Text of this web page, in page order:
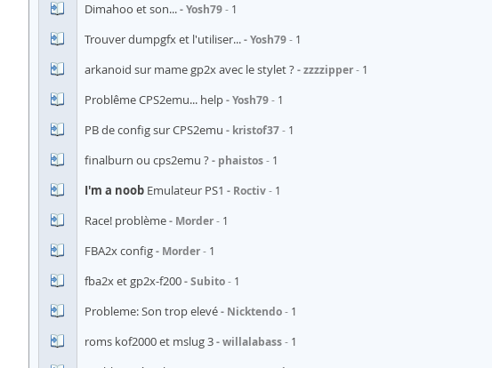
Dimahoo et son... Yosh79 1
Trouver dumpgfx et l'utiliser... Yosh79 1
arkanoid sur mame gp2x avec le stylet ? zzzzipper 1
Problême CPS2emu... help Yosh79 1
PB de config sur CPS2emu kristof37 1
finalburn ou cps2emu ? phaistos 1
I'm a noob Emulateur PS1 Roctiv 1
Race! problème Morder 1
FBA2x config Morder 1
fba2x et gp2x-f200 Subito 1
Probleme: Son trop elevé Nicktendo 1
roms kof2000 et mslug 3 willalabass 1